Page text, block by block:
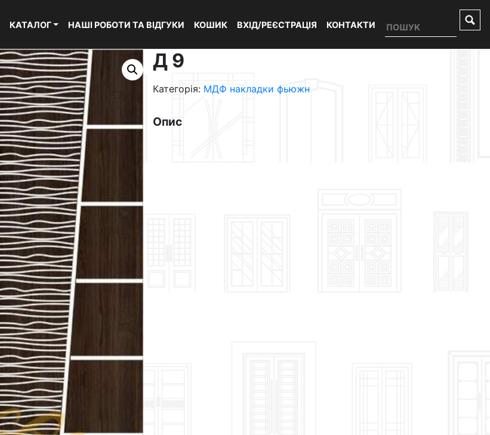
КАТАЛОГ НАШІ РОБОТИ ТА ВІДГУКИ КОШИК ВХІД/РЕЄСТРАЦІЯ КОНТАКТИ
Д 9
Категорія: МДФ накладки фьюжн
Опис